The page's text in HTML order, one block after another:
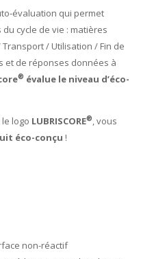
évaluation qui permet
cycle de vie : matières
Transport / Utilisation / Fin de
et de réponses données à
® évalue le niveau d’éco-
logo LUBRISCORE®, vous
éco-conçu !
non-réactif